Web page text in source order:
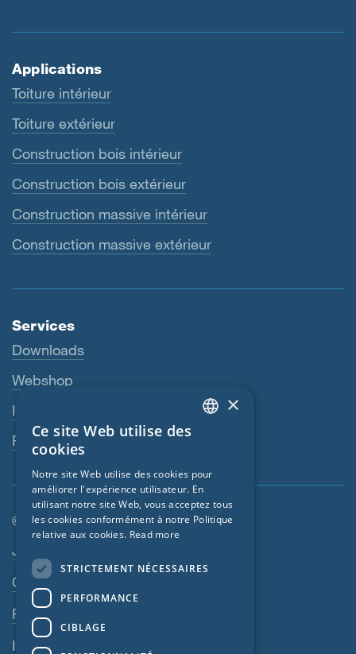
Applications
Toiture intérieur
Toiture extérieur
Construction bois intérieur
Construction bois extérieur
Construction massive intérieur
Construction massive extérieur
Services
Downloads
Webshop
Interlocuteur
Revendeurs
© SIGA 2026
Jobs
Contact
Règles de confidentialité
Impressum
ENGLISH
FRENCH
CZECH
LATVIAN
×
Ce site Web utilise des
cookies
Notre site Web utilise des cookies pour
améliorer l'expérience utilisateur. En
utilisant notre site Web, vous acceptez tous
les cookies conformément à notre Politique
relative aux cookies. Read more
STRICTEMENT NÉCESSAIRES
PERFORMANCE
CIBLAGE